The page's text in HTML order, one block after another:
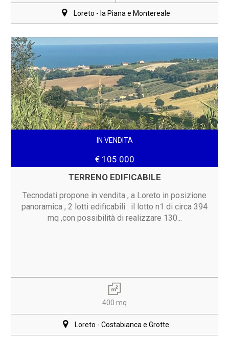
Loreto - la Piana e Montereale
IN VENDITA
€ 105.000
TERRENO EDIFICABILE
Tecnodati propone in vendita , a Loreto in posizione
panoramica , 2 lotti edificabili : il lotto n1 di circa 394
mq ,con possibilità di realizzare 130...
400 mq
Loreto - Costabianca e Grotte